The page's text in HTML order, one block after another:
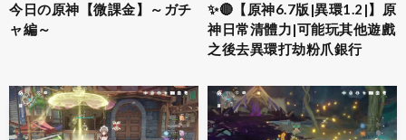
今日の原神【微課金】～ガチ
ャ編～
✨🔴【原神6.7版|異環1.2|】原
神日常清體力|可能玩其他遊戲
之後去異環打劫粉爪銀行